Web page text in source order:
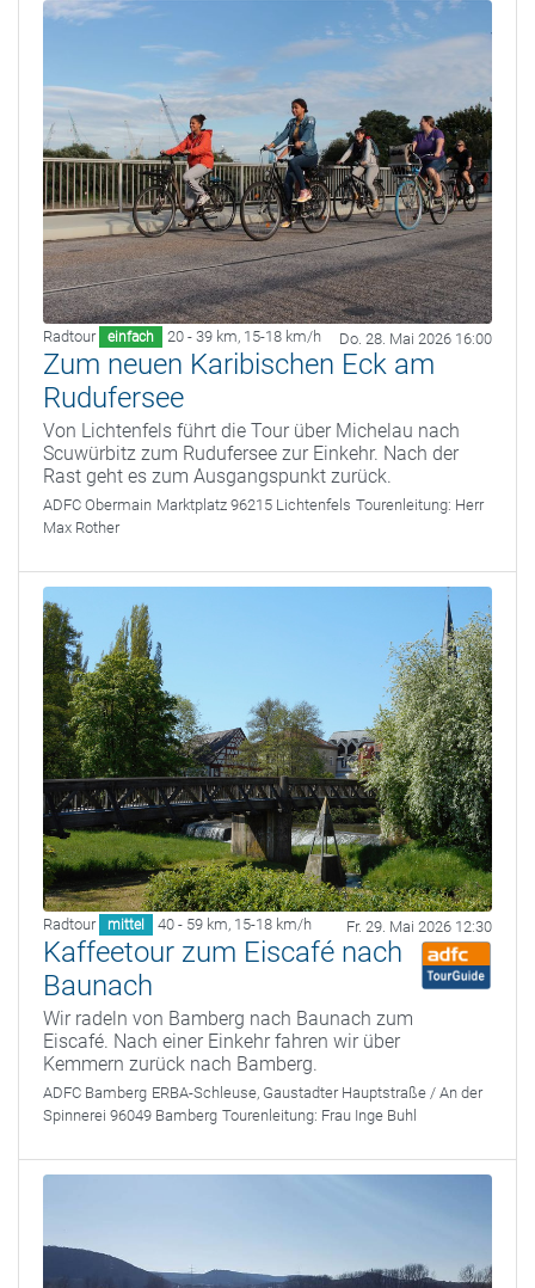
Radtour einfach 20 - 39 km, 15-18 km/h Do. 28. Mai 2026 16:00
Zum neuen Karibischen Eck am
Rudufersee
Von Lichtenfels führt die Tour über Michelau nach
Scuwürbitz zum Rudufersee zur Einkehr. Nach der
Rast geht es zum Ausgangspunkt zurück.
ADFC Obermain Marktplatz 96215 Lichtenfels Tourenleitung: Herr
Max Rother
Radtour mittel 40 - 59 km, 15-18 km/h Fr. 29. Mai 2026 12:30
Kaffeetour zum Eiscafé nach
Baunach
Wir radeln von Bamberg nach Baunach zum
Eiscafé. Nach einer Einkehr fahren wir über
Kemmern zurück nach Bamberg.
ADFC Bamberg ERBA-Schleuse, Gaustadter Hauptstraße / An der
Spinnerei 96049 Bamberg Tourenleitung: Frau Inge Buhl